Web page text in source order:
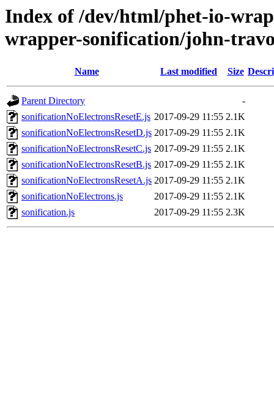
Index of /dev/html/phet-io-
wrapper-sonification/john-
Name Last modified Size
Parent Directory
-
sonificationNoElectronsResetE.js 2017-09-29 11:55 2.1K
sonificationNoElectronsResetD.js 2017-09-29 11:55 2.1K
sonificationNoElectronsResetC.js 2017-09-29 11:55 2.1K
sonificationNoElectronsResetB.js 2017-09-29 11:55 2.1K
sonificationNoElectronsResetA.js 2017-09-29 11:55 2.1K
sonificationNoElectrons.js
2017-09-29 11:55 2.1K
sonification.js
2017-09-29 11:55 2.3K